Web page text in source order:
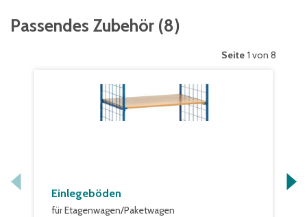
Passendes Zubehör (8)
Seite 1 von 8
Einlegeböden
für Etagenwagen/Paketwagen